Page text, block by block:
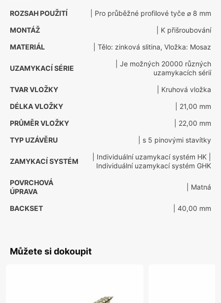
ROZSAH POUŽITÍ
| Pro průběžné profilové tyče ⌀ 8 mm
MONTÁŽ
| K přišroubování
MATERIÁL
| Tělo: zinková slitina, Vložka: Mosaz
UZAMYKACÍ SÉRIE
| Je možných 20000 různých
uzamykacích sérií
TVAR VLOŽKY
| Kruhová vložka
DÉLKA VLOŽKY
| 21,00 mm
PRŮMĚR VLOŽKY
| 22,00 mm
TYP UZÁVĚRU
| s 5 pinovými stavítky
ZAMYKACÍ SYSTÉM
| Individuální uzamykací systém HK
Individuální uzamykací systém GHK
POVRCHOVÁ
ÚPRAVA
| Matná
BACKSET | 40,00 mm
Můžete si dokoupit